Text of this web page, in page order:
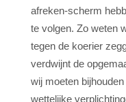
afreken-scherm
te volgen. Zo weten
tegen de koerier
verdwijnt de
wij moeten
wettelijke